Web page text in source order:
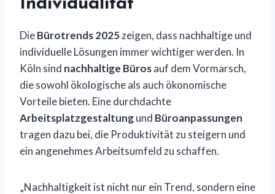
DieBürotrends 2025zeigen, dass nachhaltige und
individuelle Lösungen immer wichtiger werden. In
Köln sind nachhaltige Bürosauf dem Vormarsch,
die sowohl ökologische als auch ökonomische
Vorteile bieten. Eine durchdachte
Arbeitsplatzgestaltungund Büroanpassungen
tragen dazu bei, die Produktivität zu steigern und
ein angenehmes Arbeitsumfeld zu schaffen.
„Nachhaltigkeit ist nicht nur ein Trend, sondern eine